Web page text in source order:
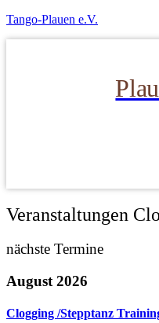
Tango-Plauen e.V.
Veranstaltungen
nächste Termine
August 2026
Clogging /Stepptanz